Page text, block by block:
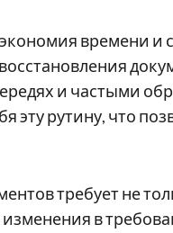
времени и
и частыми
эту рутину, что
требует не
в